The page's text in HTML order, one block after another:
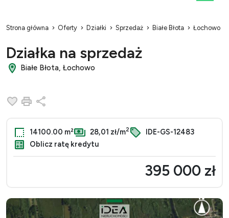
Strona główna Oferty Działki Sprzedaż Białe Błota Łochowo
Działka na sprzedaż
Białe Błota, Łochowo
Dodaj do ulubionych
Drukuj
14100.00 m² 28,01 zł/m2
IDE-GS-12483
Oblicz ratę kredytu
395 000 zł